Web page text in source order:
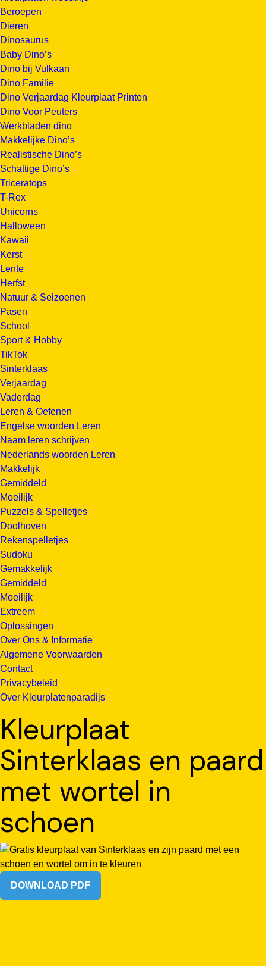
Beroepen
Dieren
Dinosaurus
Baby Dino’s
Dino bij Vulkaan
Dino Familie
Dino Verjaardag Kleurplaat Printen
Dino Voor Peuters
Werkbladen dino
Makkelijke Dino’s
Realistische Dino’s
Schattige Dino’s
Triceratops
T-Rex
Unicorns
Halloween
Kawaii
Kerst
Lente
Herfst
Natuur & Seizoenen
Pasen
School
Sport & Hobby
TikTok
Sinterklaas
Verjaardag
Vaderdag
Leren & Oefenen
Engelse woorden Leren
Naam leren schrijven
Nederlands woorden Leren
Makkelijk
Gemiddeld
Moeilijk
Puzzels & Spelletjes
Doolhoven
Rekenspelletjes
Sudoku
Gemakkelijk
Gemiddeld
Moeilijk
Extreem
Oplossingen
Over Ons & Informatie
Algemene Voorwaarden
Contact
Privacybeleid
Over Kleurplatenparadijs
Kleurplaat
Sinterklaas en paard
met wortel in
schoen
DOWNLOAD PDF